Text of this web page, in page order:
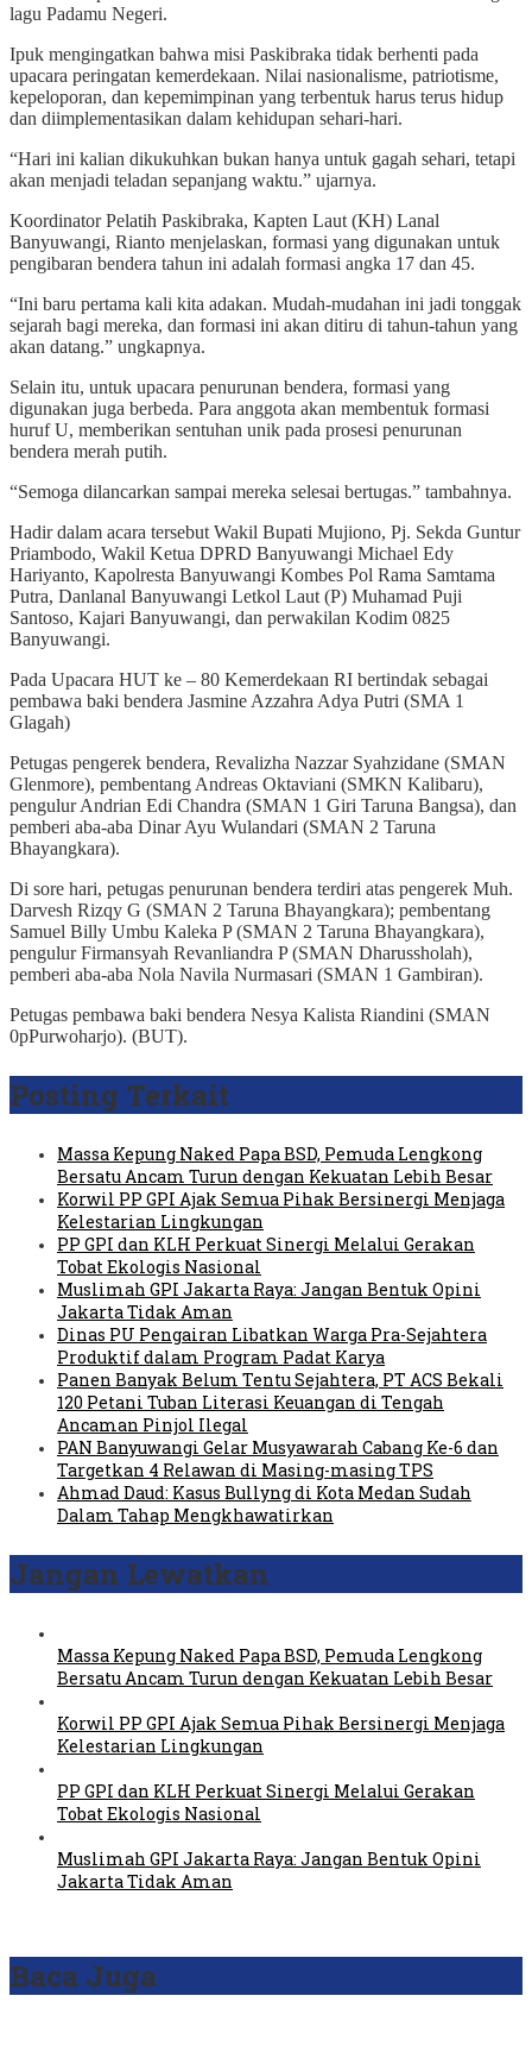
lagu Padamu Negeri.
Ipuk mengingatkan bahwa misi Paskibraka tidak berhenti pada
upacara peringatan kemerdekaan. Nilai nasionalisme, patriotisme,
kepeloporan, dan kepemimpinan yang terbentuk harus terus hidup
dan diimplementasikan dalam kehidupan sehari-hari.
“Hari ini kalian dikukuhkan bukan hanya untuk gagah sehari, tetapi
akan menjadi teladan sepanjang waktu.” ujarnya.
Koordinator Pelatih Paskibraka, Kapten Laut (KH) Lanal
Banyuwangi, Rianto menjelaskan, formasi yang digunakan untuk
pengibaran bendera tahun ini adalah formasi angka 17 dan 45.
“Ini baru pertama kali kita adakan. Mudah-mudahan ini jadi tonggak
sejarah bagi mereka, dan formasi ini akan ditiru di tahun-tahun yang
akan datang.” ungkapnya.
Selain itu, untuk upacara penurunan bendera, formasi yang
digunakan juga berbeda. Para anggota akan membentuk formasi
huruf U, memberikan sentuhan unik pada prosesi penurunan
bendera merah putih.
“Semoga dilancarkan sampai mereka selesai bertugas.” tambahnya.
Hadir dalam acara tersebut Wakil Bupati Mujiono, Pj. Sekda Guntur
Priambodo, Wakil Ketua DPRD Banyuwangi Michael Edy
Hariyanto, Kapolresta Banyuwangi Kombes Pol Rama Samtama
Putra, Danlanal Banyuwangi Letkol Laut (P) Muhamad Puji
Santoso, Kajari Banyuwangi, dan perwakilan Kodim 0825
Banyuwangi.
Pada Upacara HUT ke – 80 Kemerdekaan RI bertindak sebagai
pembawa baki bendera Jasmine Azzahra Adya Putri (SMA 1
Glagah)
Petugas pengerek bendera, Revalizha Nazzar Syahzidane (SMAN
Glenmore), pembentang Andreas Oktaviani (SMKN Kalibaru),
pengulur Andrian Edi Chandra (SMAN 1 Giri Taruna Bangsa), dan
pemberi aba-aba Dinar Ayu Wulandari (SMAN 2 Taruna
Bhayangkara).
Di sore hari, petugas penurunan bendera terdiri atas pengerek Muh.
Darvesh Rizqy G (SMAN 2 Taruna Bhayangkara); pembentang
Samuel Billy Umbu Kaleka P (SMAN 2 Taruna Bhayangkara),
pengulur Firmansyah Revanliandra P (SMAN Dharussholah),
pemberi aba-aba Nola Navila Nurmasari (SMAN 1 Gambiran).
Petugas pembawa baki bendera Nesya Kalista Riandini (SMAN
0pPurwoharjo). (BUT).
Posting Terkait
Massa Kepung Naked Papa BSD, Pemuda Lengkong
Bersatu Ancam Turun dengan Kekuatan Lebih Besar
Korwil PP GPI Ajak Semua Pihak Bersinergi Menjaga
Kelestarian Lingkungan
PP GPI dan KLH Perkuat Sinergi Melalui Gerakan
Tobat Ekologis Nasional
Muslimah GPI Jakarta Raya: Jangan Bentuk Opini
Jakarta Tidak Aman
Dinas PU Pengairan Libatkan Warga Pra-Sejahtera
Produktif dalam Program Padat Karya
Panen Banyak Belum Tentu Sejahtera, PT ACS Bekali
120 Petani Tuban Literasi Keuangan di Tengah
Ancaman Pinjol Ilegal
PAN Banyuwangi Gelar Musyawarah Cabang Ke-6 dan
Targetkan 4 Relawan di Masing-masing TPS
Ahmad Daud: Kasus Bullyng di Kota Medan Sudah
Dalam Tahap Mengkhawatirkan
Jangan Lewatkan
Massa Kepung Naked Papa BSD, Pemuda Lengkong
Bersatu Ancam Turun dengan Kekuatan Lebih Besar
Korwil PP GPI Ajak Semua Pihak Bersinergi Menjaga
Kelestarian Lingkungan
PP GPI dan KLH Perkuat Sinergi Melalui Gerakan
Tobat Ekologis Nasional
Muslimah GPI Jakarta Raya: Jangan Bentuk Opini
Jakarta Tidak Aman
Baca Juga